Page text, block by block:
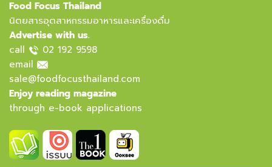
Food Focus Thailand
นิตยสารอุตสาหกรรมอาหารและเครื่องดื่ม
Advertise with us.
call
02 192 9598
email
sale@foodfocusthailand.com
Enjoy reading magazine
through e-book applications